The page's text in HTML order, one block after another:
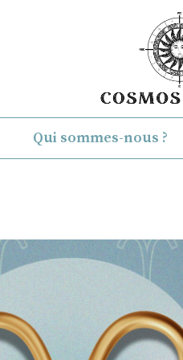
Qui sommes-nous ?